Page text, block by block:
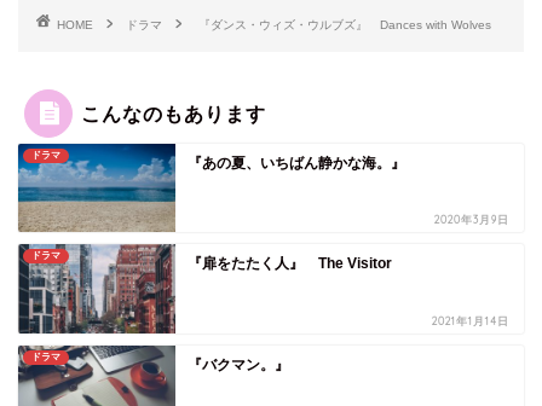
HOME ドラマ 『ダンス・ウィズ・ウルブズ』 Dances with Wolves
こんなのもあります
ドラマ 『あの夏、いちばん静かな海。』
2020年3月9日
ドラマ 『扉をたたく人』 The Visitor
2021年1月14日
ドラマ 『バクマン。』